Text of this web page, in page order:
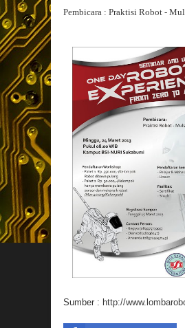
Pembicara : Praktisi Robot -
Sumber : http://